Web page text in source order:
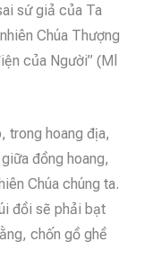
sứ giả của Ta
Chúa Thượng
của Người” (Ml
trong hoang địa,
đồng hoang,
Chúa chúng ta.
đồi sẽ phải bạt
chốn gồ ghề